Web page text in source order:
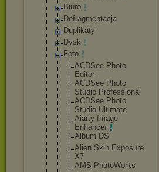
Biuro
Defragmentacja
Duplikaty
Dysk
Foto
ACDSee Photo
Editor
ACDSee Photo
Studio Professiona
ACDSee Photo
Studio Ultimate
Aiarty Image
Enhancer
Album DS
Alien Skin Exposure
X7
AMS PhotoWorks